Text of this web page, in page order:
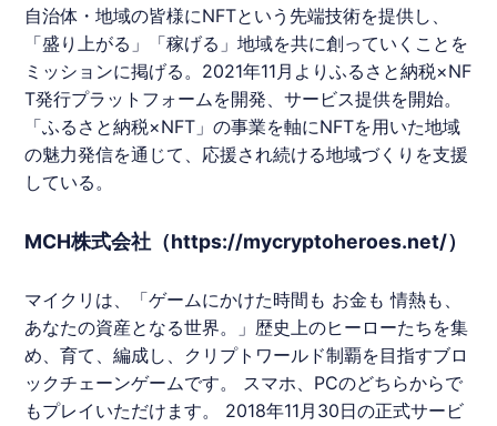
自治体・地域の皆様にNFTという先端技術を提供し、
「盛り上がる」「稼げる」地域を共に創っていくことを
ミッションに掲げる。2021年11月よりふるさと納税×NF
T発行プラットフォームを開発、サービス提供を開始。
「ふるさと納税×NFT 」の事業を軸にNFTを用いた地域
の魅力発信を通じて、応援され続ける地域づくりを支援
している。
MCH株式会社（https://mycryptoheroes.net/）
マイクリは、「ゲームにかけた時間も お金も 情熱も、
あなたの資産となる世界。」歴史上のヒーローたちを集
め、育て、編成し、クリプトワールド制覇を目指すブロ
ックチェーンゲームです。 スマホ、PCのどちらからで
もプレイいただけます。 2018年11月30日の正式サービ